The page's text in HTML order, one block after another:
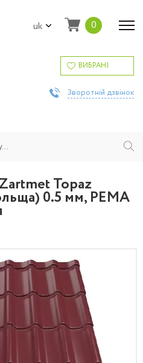
uk 0
ВИБРАНІ
Зворотній дзвінок
Topaz
0.5 мм, РЕMA